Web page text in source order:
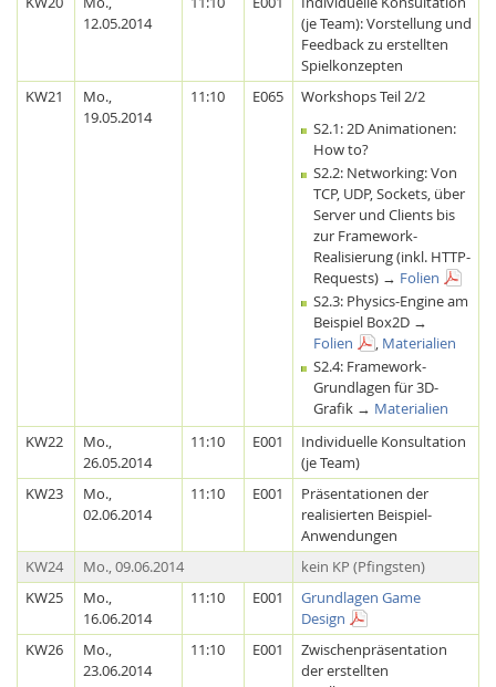
12.05.2014
(je Team): Vorstellung und
Feedback zu erstellten
Spielkonzepten
KW21
Mo.,
19.05.2014
11:10 E065
Workshops Teil 2/2
S2.1: 2D Animationen:
How to?
S2.2: Networking: Von
TCP, UDP, Sockets, über
Server und Clients bis
zur Framework-
Realisierung (inkl. HTTP-
Requests) → Folien
S2.3: Physics-Engine am
Beispiel Box2D →
Folien
, Materialien
S2.4: Framework-
Grundlagen für 3D-
Grafik → Materialien
KW22
Mo.,
26.05.2014
11:10 E001
Individuelle Konsultation
(je Team)
KW23
Mo.,
02.06.2014
11:10 E001
Präsentationen der
realisierten Beispiel-
Anwendungen
KW24
Mo., 09.06.2014
kein KP (Pfingsten)
KW25
Mo.,
16.06.2014
11:10 E001
Grundlagen Game
Design
KW26
Mo.,
23.06.2014
11:10 E001
Zwischenpräsentation
der erstellten